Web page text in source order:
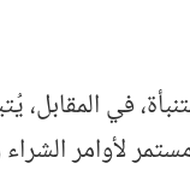
في
لأوامر